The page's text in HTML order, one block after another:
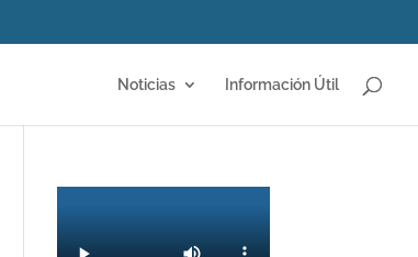
Noticias Información Útil